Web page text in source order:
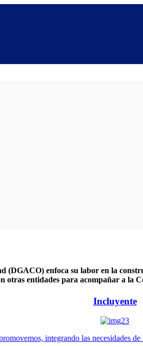
(DGACO) enfoca su labor en la
otras entidades para acompañar a la
Incluyente
integrando las necesidades